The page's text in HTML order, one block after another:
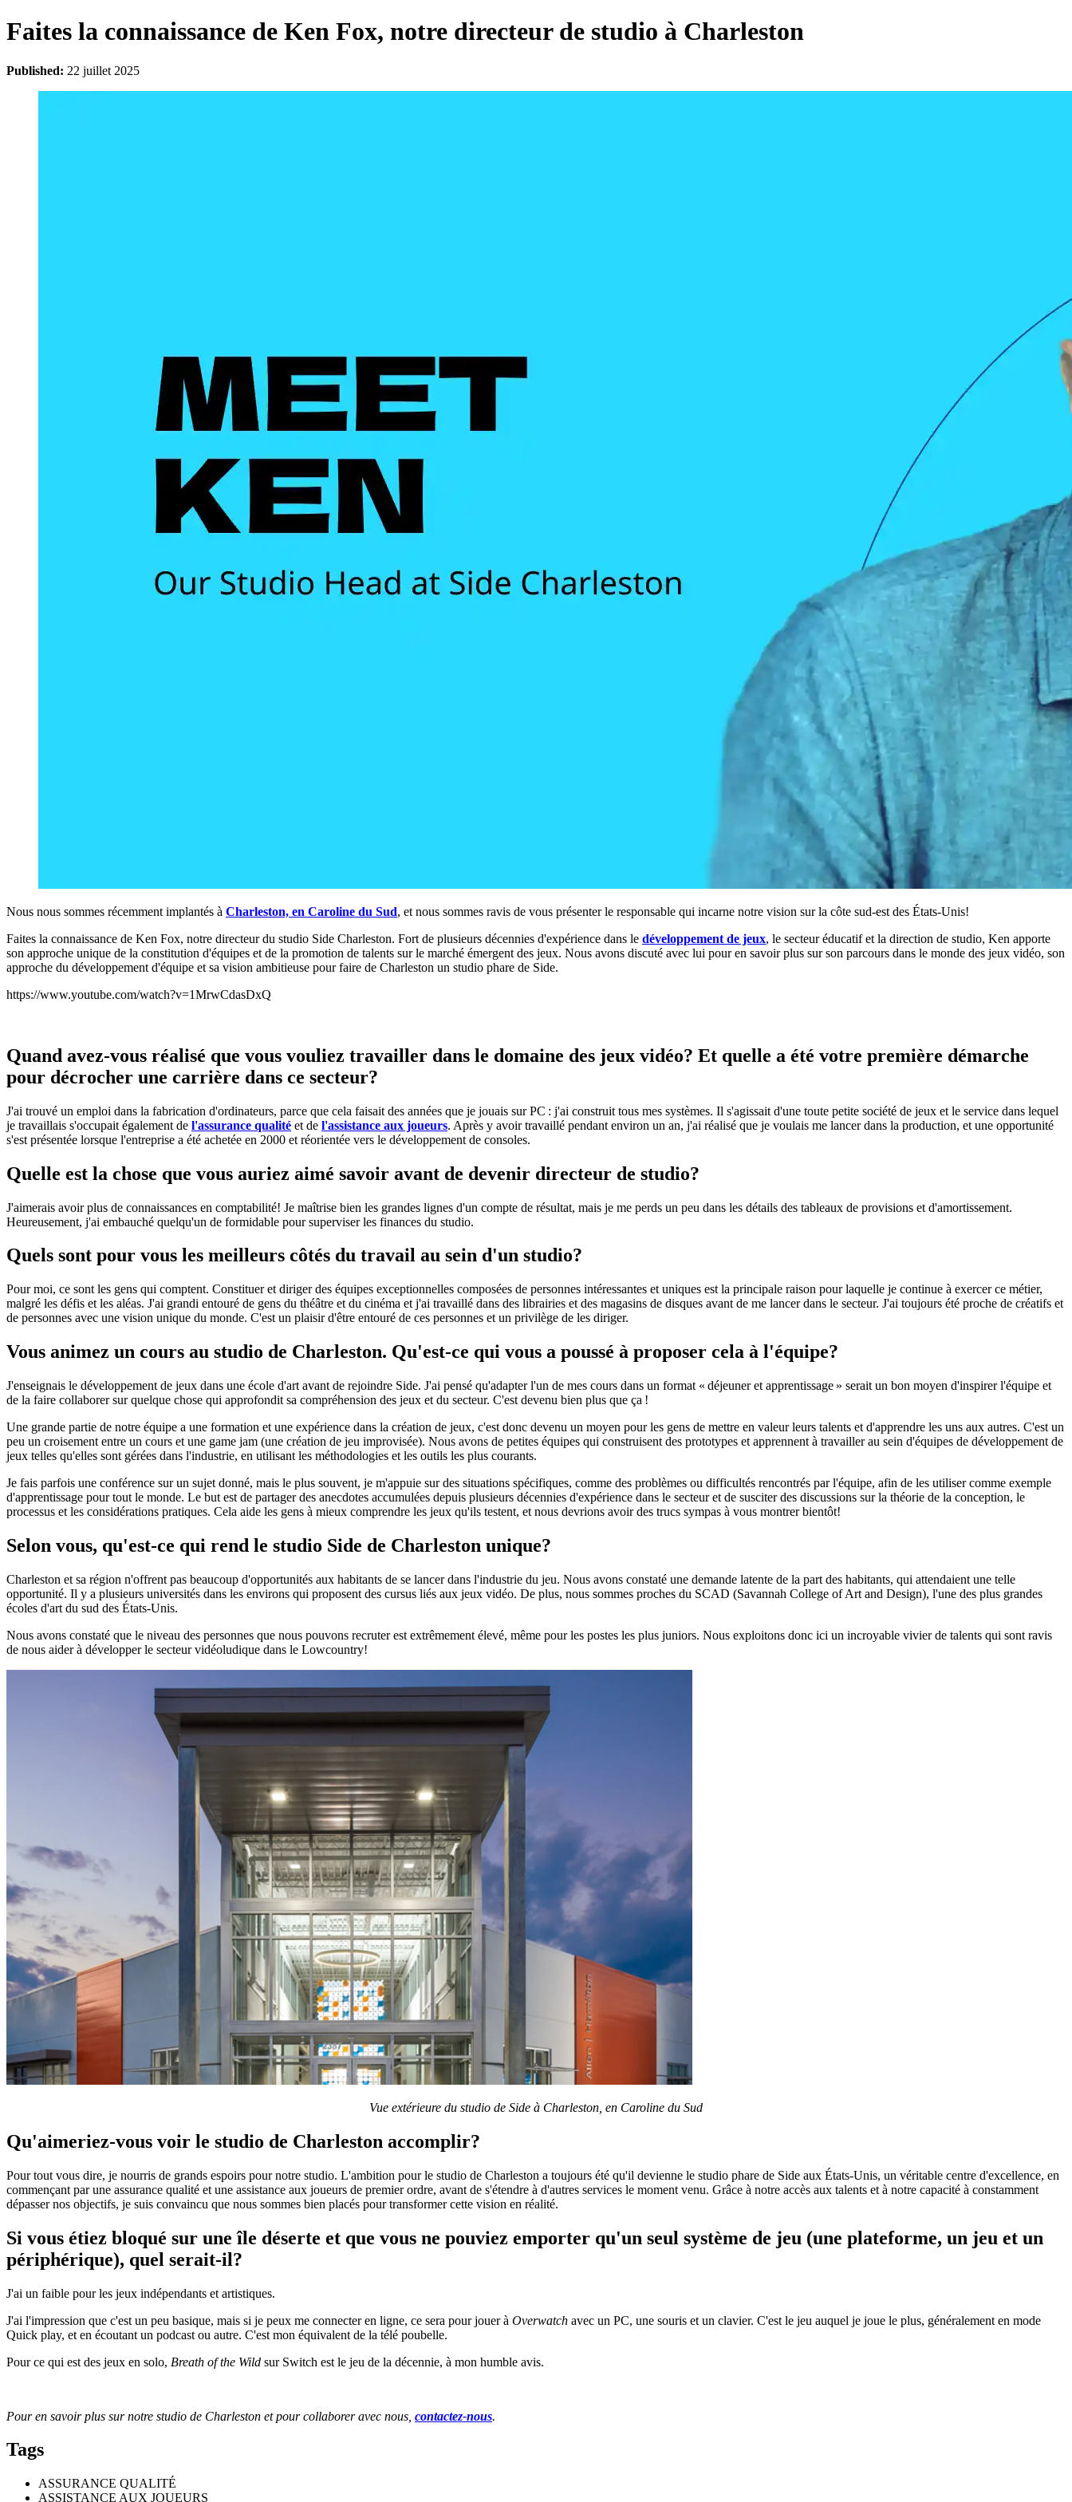
Faites la connaissance de Ken Fox, notre directeur de studio à Charleston
Published: 22 juillet 2025
Nous nous sommes récemment implantés à Charleston, en Caroline du Sud, et nous sommes ravis de vous présenter le responsable qui incarne notre vision sur la côte sud-est des États-Unis!
Faites la connaissance de Ken Fox, notre directeur du studio Side Charleston. Fort de plusieurs décennies d'expérience dans le développement de jeux, le secteur éducatif et la direction de studio, Ken apporte
son approche unique de la constitution d'équipes et de la promotion de talents sur le marché émergent des jeux. Nous avons discuté avec lui pour en savoir plus sur son parcours dans le monde des jeux vidéo, son
approche du développement d'équipe et sa vision ambitieuse pour faire de Charleston un studio phare de Side.
https://www.youtube.com/watch?v=1MrwCdasDxQ
Quand avez-vous réalisé que vous vouliez travailler dans le domaine des jeux vidéo? Et quelle a été votre première démarche
pour décrocher une carrière dans ce secteur?
J'ai trouvé un emploi dans la fabrication d'ordinateurs, parce que cela faisait des années que je jouais sur PC : j'ai construit tous mes systèmes. Il s'agissait d'une toute petite société de jeux et le service dans lequel
je travaillais s'occupait également de l'assurance qualité et de l'assistance aux joueurs. Après y avoir travaillé pendant environ un an, j'ai réalisé que je voulais me lancer dans la production, et une opportunité
s'est présentée lorsque l'entreprise a été achetée en 2000 et réorientée vers le développement de consoles.
Quelle est la chose que vous auriez aimé savoir avant de devenir directeur de studio?
J'aimerais avoir plus de connaissances en comptabilité! Je maîtrise bien les grandes lignes d'un compte de résultat, mais je me perds un peu dans les détails des tableaux de provisions et d'amortissement.
Heureusement, j'ai embauché quelqu'un de formidable pour superviser les finances du studio.
Quels sont pour vous les meilleurs côtés du travail au sein d'un studio?
Pour moi, ce sont les gens qui comptent. Constituer et diriger des équipes exceptionnelles composées de personnes intéressantes et uniques est la principale raison pour laquelle je continue à exercer ce métier,
malgré les défis et les aléas. J'ai grandi entouré de gens du théâtre et du cinéma et j'ai travaillé dans des librairies et des magasins de disques avant de me lancer dans le secteur. J'ai toujours été proche de créatifs et
de personnes avec une vision unique du monde. C'est un plaisir d'être entouré de ces personnes et un privilège de les diriger.
Vous animez un cours au studio de Charleston. Qu'est-ce qui vous a poussé à proposer cela à l'équipe?
J'enseignais le développement de jeux dans une école d'art avant de rejoindre Side. J'ai pensé qu'adapter l'un de mes cours dans un format « déjeuner et apprentissage » serait un bon moyen d'inspirer l'équipe et
de la faire collaborer sur quelque chose qui approfondit sa compréhension des jeux et du secteur. C'est devenu bien plus que ça !
Une grande partie de notre équipe a une formation et une expérience dans la création de jeux, c'est donc devenu un moyen pour les gens de mettre en valeur leurs talents et d'apprendre les uns aux autres. C'est un
peu un croisement entre un cours et une game jam (une création de jeu improvisée). Nous avons de petites équipes qui construisent des prototypes et apprennent à travailler au sein d'équipes de développement de
jeux telles qu'elles sont gérées dans l'industrie, en utilisant les méthodologies et les outils les plus courants.
Je fais parfois une conférence sur un sujet donné, mais le plus souvent, je m'appuie sur des situations spécifiques, comme des problèmes ou difficultés rencontrés par l'équipe, afin de les utiliser comme exemple
d'apprentissage pour tout le monde. Le but est de partager des anecdotes accumulées depuis plusieurs décennies d'expérience dans le secteur et de susciter des discussions sur la théorie de la conception, le
processus et les considérations pratiques. Cela aide les gens à mieux comprendre les jeux qu'ils testent, et nous devrions avoir des trucs sympas à vous montrer bientôt!
Selon vous, qu'est-ce qui rend le studio Side de Charleston unique?
Charleston et sa région n'offrent pas beaucoup d'opportunités aux habitants de se lancer dans l'industrie du jeu. Nous avons constaté une demande latente de la part des habitants, qui attendaient une telle
opportunité. Il y a plusieurs universités dans les environs qui proposent des cursus liés aux jeux vidéo. De plus, nous sommes proches du SCAD (Savannah College of Art and Design), l'une des plus grandes
écoles d'art du sud des États-Unis.
Nous avons constaté que le niveau des personnes que nous pouvons recruter est extrêmement élevé, même pour les postes les plus juniors. Nous exploitons donc ici un incroyable vivier de talents qui sont ravis
de nous aider à développer le secteur vidéoludique dans le Lowcountry!
Vue extérieure du studio de Side à Charleston, en Caroline du Sud
Qu'aimeriez-vous voir le studio de Charleston accomplir?
Pour tout vous dire, je nourris de grands espoirs pour notre studio. L'ambition pour le studio de Charleston a toujours été qu'il devienne le studio phare de Side aux États-Unis, un véritable centre d'excellence, en
commençant par une assurance qualité et une assistance aux joueurs de premier ordre, avant de s'étendre à d'autres services le moment venu. Grâce à notre accès aux talents et à notre capacité à constamment
dépasser nos objectifs, je suis convaincu que nous sommes bien placés pour transformer cette vision en réalité.
Si vous étiez bloqué sur une île déserte et que vous ne pouviez emporter qu'un seul système de jeu (une plateforme, un jeu et un
périphérique), quel serait-il?
J'ai un faible pour les jeux indépendants et artistiques.
J'ai l'impression que c'est un peu basique, mais si je peux me connecter en ligne, ce sera pour jouer à Overwatch avec un PC, une souris et un clavier. C'est le jeu auquel je joue le plus, généralement en mode
Quick play, et en écoutant un podcast ou autre. C'est mon équivalent de la télé poubelle.
Pour ce qui est des jeux en solo, Breath of the Wild sur Switch est le jeu de la décennie, à mon humble avis.
Pour en savoir plus sur notre studio de Charleston et pour collaborer avec nous, contactez-nous.
Tags
ASSURANCE QUALITÉ
ASSISTANCE AUX JOUEURS